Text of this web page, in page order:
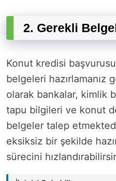
2. Gerekli
Konut kredisi
belgeleri hazırlamanız
olarak bankalar, kimlik
tapu bilgileri ve konut
belgeler talep
eksiksiz bir şekilde
sürecini